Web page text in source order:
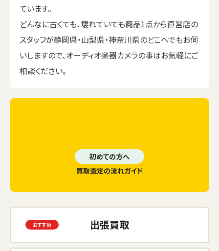
ています。
どんなに古くても、壊れていても商品1点から直営店の
スタッフが静岡県・山梨県・神奈川県のどこへでもお伺
いしますので、オーディオ楽器カメラの事はお気軽にご
相談ください。
初めての方へ
買取査定の流れガイド
出張買取